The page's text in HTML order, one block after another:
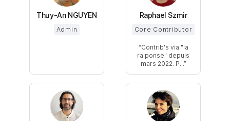
Thuy-An NGUYEN
Admin
Raphael Szmir
Core Contributor
Contrib's via "la
raiponse" depuis
mars 2022. P...